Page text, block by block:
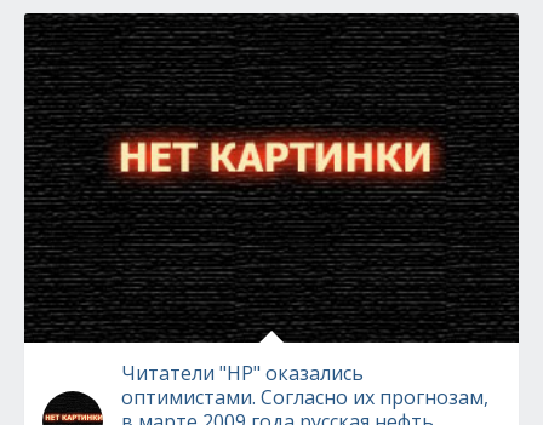
Читатели "НР" оказались
оптимистами. Согласно их прогнозам,